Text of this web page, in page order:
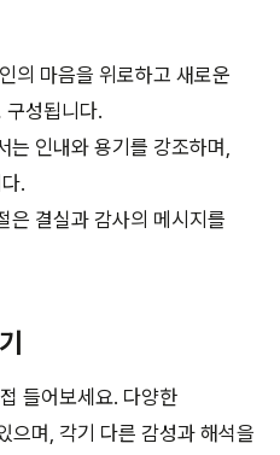
의 마음을 위로하고 새로운
구성됩니다.
는 인내와 용기를 강조하며,
.
은 결실과 감사의 메시지를
들어보세요. 다양한
으며, 각기 다른 감성과 해석을